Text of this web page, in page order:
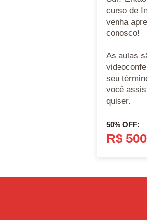
curso de
venha
conosco!
As aulas
seu
você
quiser.
50% OFF:
R$ 500